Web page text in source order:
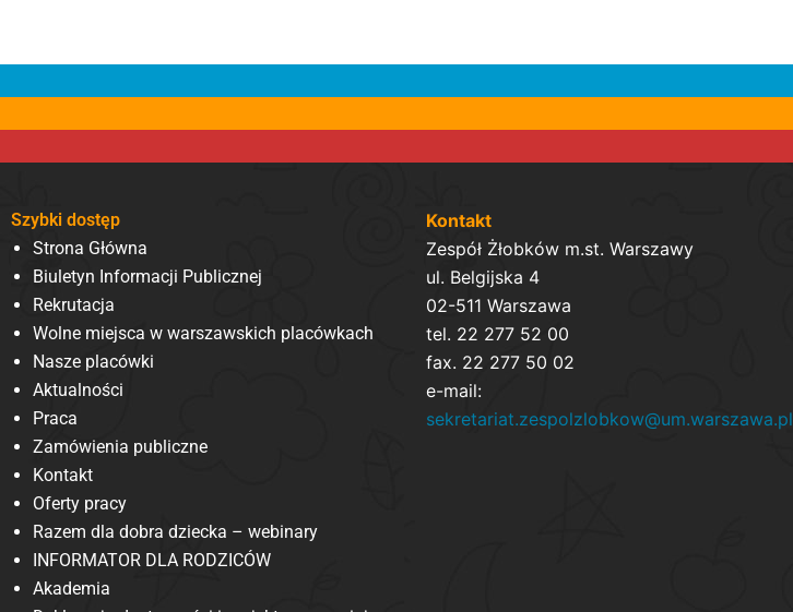
Szybki dostęp
Strona Główna
Biuletyn Informacji Publicznej
Rekrutacja
Wolne miejsca w warszawskich placówkach
Nasze placówki
Aktualności
Praca
Zamówienia publiczne
Kontakt
Oferty pracy
Razem dla dobra dziecka – webinary
INFORMATOR DLA RODZICÓW
Akademia
Kontakt
Zespół Żłobków m.st. Warszawy
ul. Belgijska 4
02-511 Warszawa
tel. 22 277 52 00
fax. 22 277 50 02
e-mail:
sekretariat.zespolzlobkow@um.warszawa.pl